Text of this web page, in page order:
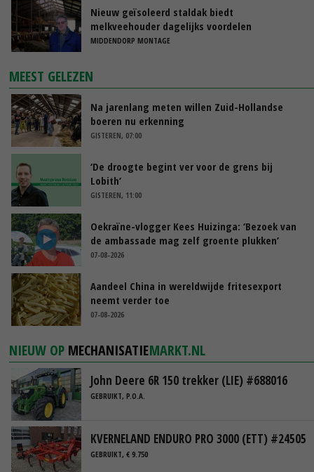
Nieuw geïsoleerd staldak biedt
melkveehouder dagelijks voordelen
MIDDENDORP MONTAGE
MEEST GELEZEN
Na jarenlang meten willen Zuid-Hollandse
boeren nu erkenning
GISTEREN, 07:00
‘De droogte begint ver voor de grens bij
Lobith’
GISTEREN, 11:00
Oekraïne-vlogger Kees Huizinga: ‘Bezoek van
de ambassade mag zelf groente plukken’
07-08-2026
Aandeel China in wereldwijde fritesexport
neemt verder toe
07-08-2026
NIEUW OP MECHANISATIEMARKT.NL
John Deere 6R 150 trekker (LIE) #688016
GEBRUIKT, P.O.A.
KVERNELAND ENDURO PRO 3000 (ETT) #24505
GEBRUIKT, € 9.750